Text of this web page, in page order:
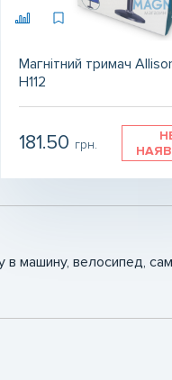
Магнітний тримач
H112
181.50 грн.
машину, велосипед,